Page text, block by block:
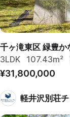
千ヶ滝東区 緑豊
3LDK
107.43m²
¥31,800,000
軽井沢別荘